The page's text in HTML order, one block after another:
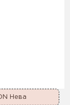
Нева